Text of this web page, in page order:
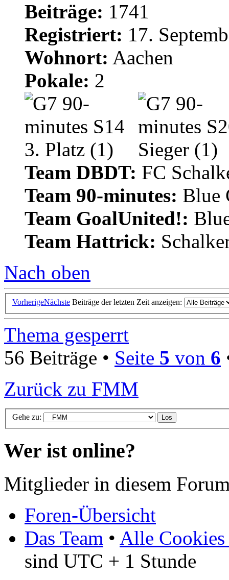
Beiträge: 1741
Registriert: 17.
Wohnort: Aachen
Pokale: 2
Team DBDT: FC
Team 90-minutes: Blue
Team GoalUnited!:
Team Hattrick:
Nach oben
VorherigeNächste Beiträge der letzten Zeit anzeigen:
Thema gesperrt
56 Beiträge • Seite 5 von 6
Zurück zu FMM
Gehe zu:
Wer ist online?
Mitglieder in diesem
Foren-Übersicht
Das Team • Alle Cookies
sind UTC + 1 Stunde